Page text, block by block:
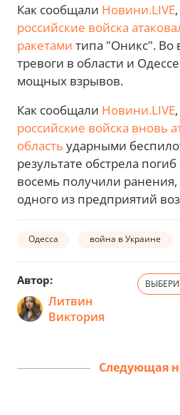
Как сообщали Новини.LIVE,
российские войска
ракетами типа "Оникс". Во
тревоги в области и
мощных взрывов.
Как сообщали Новини.LIVE,
российские войска вновь
область ударными
результате обстрела
восемь получили ранения,
одного из предприятий
Одесса война в Украине
Автор:
Литвин
Виктория
Следующая